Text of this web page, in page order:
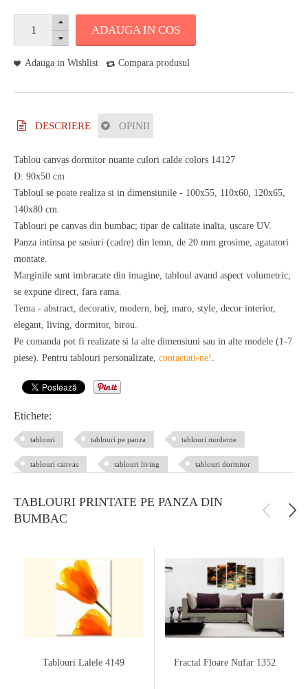
ADAUGA IN COS
Adauga in Wishlist Compara produsul
DESCRIERE OPINII
Tablou canvas dormitor nuante culori calde colors 14127
D: 90x50 cm
Tabloul se poate realiza si in dimensiunile - 100x55, 110x60, 120x65,
140x80 cm.
Tablouri pe canvas din bumbac; tipar de calitate inalta, uscare UV.
Panza intinsa pe sasiuri (cadre) din lemn, de 20 mm grosime, agatatori
montate.
Marginile sunt imbracate din imagine, tabloul avand aspect volumetric;
se expune direct, fara rama.
Tema - abstract, decorativ, modern, bej, maro, style, decor interior,
elegant, living, dormitor, birou.
Pe comanda pot fi realizate si la alte dimensiuni sau in alte modele (1-7
piese). Pentru tablouri personalizate, contactati-ne! .
Etichete:
tablouri tablouri pe panza tablouri moderne
tablouri canvas tablouri living tablouri dormitor
TABLOURI PRINTATE PE PANZA DIN
BUMBAC
Tablouri Lalele 4149 Fractal Floare Nufar 1352